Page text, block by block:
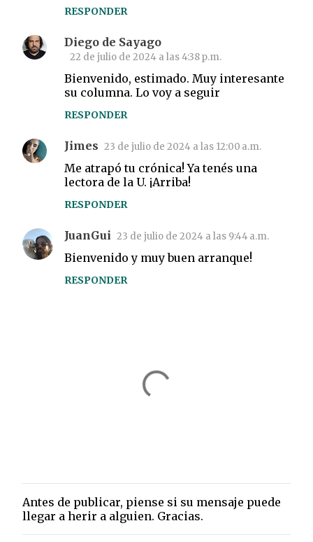
RESPONDER
Diego de Sayago
22 de julio de 2024 a las 4:38 p.m.
Bienvenido, estimado. Muy interesante
su columna. Lo voy a seguir
RESPONDER
Jimes 23 de julio de 2024 a las 12:00 a.m.
Me atrapó tu crónica! Ya tenés una
lectora de la U. ¡Arriba!
RESPONDER
JuanGui 23 de julio de 2024 a las 9:44 a.m.
Bienvenido y muy buen arranque!
RESPONDER
P
u
b
Antes de publicar, piense si su mensaje puede
llegar a herir a alguien. Gracias.